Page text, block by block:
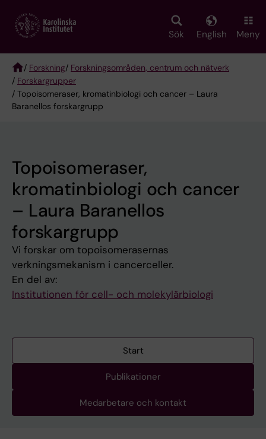
main
Sök English Meny
Breadcrumb
/ Forskning/ Forskningsområden, centrum och nätverk
/ Forskargrupper
/ Topoisomeraser, kromatinbiologi och cancer – Laura
Baranellos forskargrupp
Topoisomeraser,
kromatinbiologi och cancer
– Laura Baranellos
forskargrupp
Vi forskar om topoisomerasernas
verkningsmekanism i cancerceller.
En del av:
Institutionen för cell- och molekylärbiologi
Start
Publikationer
Medarbetare och kontakt